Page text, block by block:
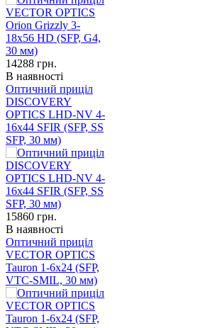
14288 грн.
В наявності
Оптичний приціл
DISCOVERY
OPTICS LHD-NV 4-
16x44 SFIR (SFP, SS
SFP, 30 мм)
15860 грн.
В наявності
Оптичний приціл
VECTOR OPTICS
Tauron 1-6x24 (SFP,
VTC-SMIL, 30 мм)